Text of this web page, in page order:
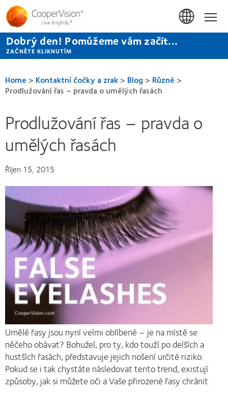
Přejít
hlavnímu
obsahu
Dobrý den! Pomůžeme vám začít...
ZAČNĚTE KLIKNUTÍM
Home > Kontaktní čočky a zrak > Blog > Různé >
Prodlužování řas – pravda o umělých řasách
Prodlužování řas – pravda o
umělých řasách
Říjen 15, 2015
Umělé řasy jsou nyní velmi oblíbené – je na místě se
něčeho obávat? Bohužel, pro ty, kdo touží po delších a
hustších řasách, představuje jejich nošení určité riziko.
Pokud se i tak chystáte následovat tento trend, existují
způsoby, jak si můžete oči a Vaše přirozené řasy chránit.